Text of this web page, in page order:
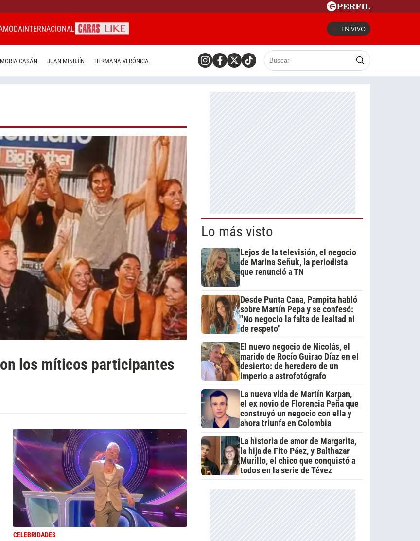
MODAINTERNACIONAL EN VIVO
MORIA CASÁN JUAN MINUJÍN HERMANA VERÓNICA
los míticos participantes
CELEBRIDADES
Lo más visto
Lejos de la televisión, el negocio
de Marina Señuk, la periodista
que renunció a TN
Desde Punta Cana, Pampita habló
sobre Martín Pepa y se confesó:
"No negocio la falta de lealtad ni
de respeto"
El nuevo negocio de Nicolás, el
marido de Rocío Guirao Díaz en el
desierto: de heredero de un
imperio a astrofotógrafo
La nueva vida de Martín Karpan,
el ex novio de Florencia Peña que
construyó un negocio con ella y
ahora triunfa en Colombia
La historia de amor de Margarita,
la hija de Fito Páez, y Balthazar
Murillo, el chico que conquistó a
todos en la serie de Tévez